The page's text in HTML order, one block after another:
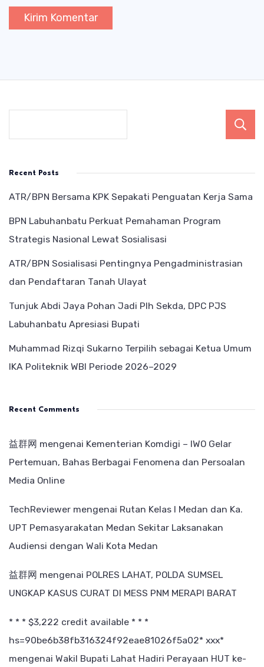
Recent Posts
ATR/BPN Bersama KPK Sepakati Penguatan Kerja Sama
BPN Labuhanbatu Perkuat Pemahaman Program
Strategis Nasional Lewat Sosialisasi
ATR/BPN Sosialisasi Pentingnya Pengadministrasian
dan Pendaftaran Tanah Ulayat
Tunjuk Abdi Jaya Pohan Jadi Plh Sekda, DPC PJS
Labuhanbatu Apresiasi Bupati
Muhammad Rizqi Sukarno Terpilih sebagai Ketua Umum
IKA Politeknik WBI Periode 2026–2029
Recent Comments
益群网 mengenai Kementerian Komdigi – IWO Gelar
Pertemuan, Bahas Berbagai Fenomena dan Persoalan
Media Online
TechReviewer mengenai Rutan Kelas I Medan dan Ka.
UPT Pemasyarakatan Medan Sekitar Laksanakan
Audiensi dengan Wali Kota Medan
益群网 mengenai POLRES LAHAT, POLDA SUMSEL
UNGKAP KASUS CURAT DI MESS PNM MERAPI BARAT
* * * $3,222 credit available * * *
hs=90be6b38fb316324f92eae81026f5a02* ххх*
mengenai Wakil Bupati Lahat Hadiri Perayaan HUT ke-